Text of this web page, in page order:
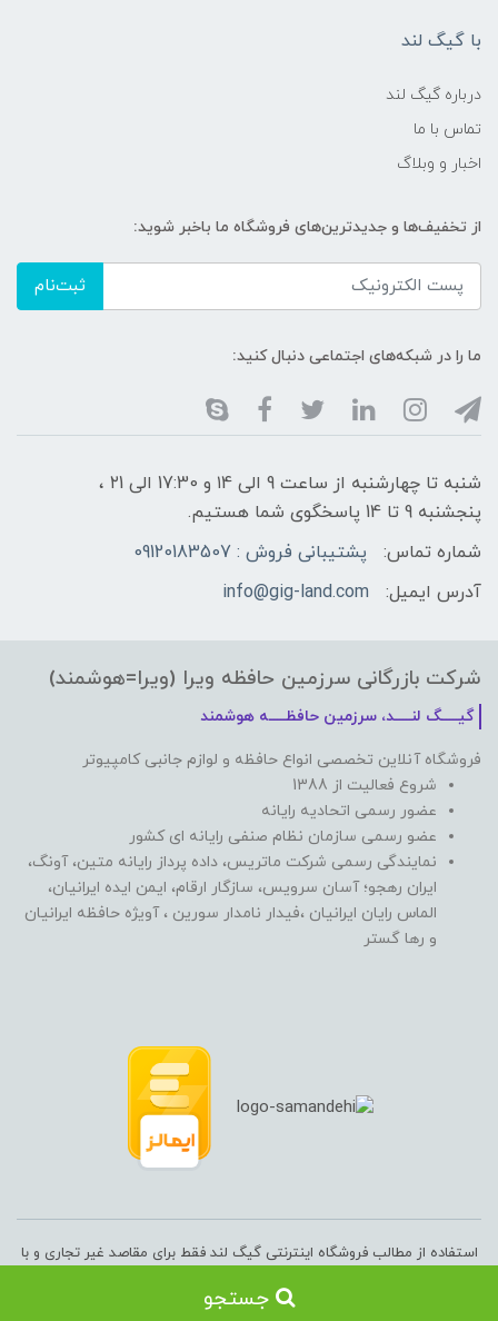
با گیگ لند
درباره گیگ لند
تماس با ما
اخبار و وبلاگ
از تخفیف‌ها و جدیدترین‌های فروشگاه ما باخبر شوید:
ثبت‌نام
ما را در شبکه‌های اجتماعی دنبال کنید:
شنبه تا چهارشنبه از ساعت 9 الی ۱4 و 17:30 الی ۲1 ،
پنجشنبه 9 تا 14 پاسخگوی شما هستیم.
شماره تماس:
پشتیبانی فروش : 09120183507
آدرس ایمیل:
info@gig-land.com
شرکت بازرگانی سرزمین حافظه ویرا (ویرا=هوشمند)
گیـــــگ لنـــــد، سرزمین حافظـــــه هوشمند
فروشگاه آنلاین تخصصی انواع حافظه و لوازم جانبی کامپیوتر
شروع فعالیت از 1388
عضور رسمی اتحادیه رایانه
عضو رسمی سازمان نظام صنفی رایانه ای کشور
نمایندگی رسمی شرکت ماتریس، داده پرداز رایانه متین، آونگ،
ایران رهجو؛ آسان سرویس، سازگار ارقام، ایمن ایده ایرانیان،
الماس رایان ایرانیان ،فیدار نامدار سورین ، آویژه حافظه ایرانیان
و رها گستر
استفاده از مطالب فروشگاه اینترنتی گیگ لند فقط برای مقاصد غیر تجاری و با
لند می‌باشد.